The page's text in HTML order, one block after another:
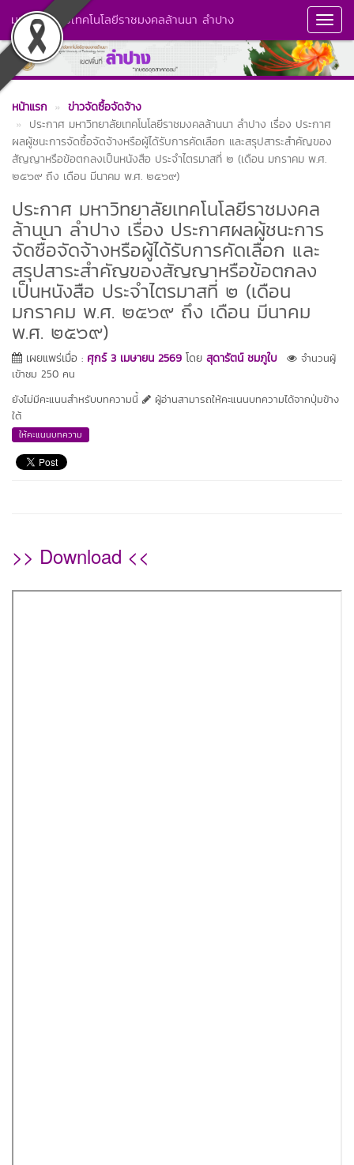
มหาวิทยาลัยเทคโนโลยีราชมงคลล้านนา ลำปาง
หน้าแรก
ข่าวจัดซื้อจัดจ้าง
ประกาศ มหาวิทยาลัยเทคโนโลยีราชมงคลล้านนา ลำปาง เรื่อง ประกาศ
ผลผู้ชนะการจัดซื้อจัดจ้างหรือผู้ได้รับการคัดเลือก และสรุปสาระสำคัญของ
สัญญาหรือข้อตกลงเป็นหนังสือ ประจำไตรมาสที่ ๒ (เดือน มกราคม พ.ศ.
๒๕๖๙ ถึง เดือน มีนาคม พ.ศ. ๒๕๖๙)
ประกาศ มหาวิทยาลัยเทคโนโลยีราชมงคล
ล้านนา ลำปาง เรื่อง ประกาศผลผู้ชนะการ
จัดซื้อจัดจ้างหรือผู้ได้รับการคัดเลือก และ
สรุปสาระสำคัญของสัญญาหรือข้อตกลง
เป็นหนังสือ ประจำไตรมาสที่ ๒ (เดือน
มกราคม พ.ศ. ๒๕๖๙ ถึง เดือน มีนาคม
พ.ศ. ๒๕๖๙)
เผยแพร่เมื่อ : ศุกร์ 3 เมษายน 2569 โดย สุดารัตน์ ชมภูใบ
จำนวนผู้
เข้าชม 250 คน
ยังไม่มีคะแนนสำหรับบทความนี้
ผู้อ่านสามารถให้คะแนนบทความได้จากปุ่มข้าง
ใต้
ให้คะแนนบทความ
>> Download <<